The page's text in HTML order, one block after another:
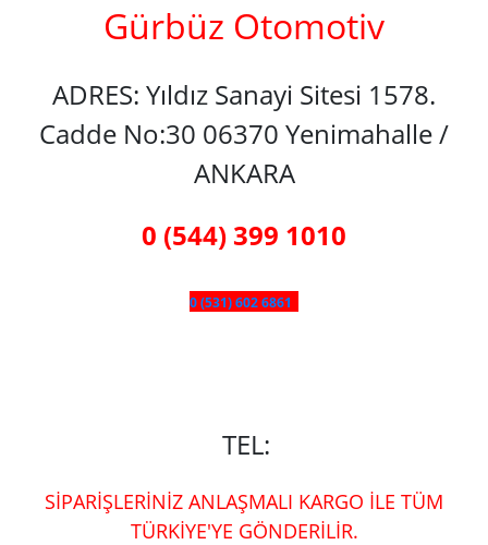
Gürbüz Otomotiv
ADRES: Yıldız Sanayi Sitesi 1578.
Cadde No:30 06370 Yenimahalle /
ANKARA
0 (544) 399 1010
0 (531) 602 6861
TEL:
SİPARİŞLERİNİZ ANLAŞMALI KARGO İLE TÜM
TÜRKİYE'YE GÖNDERİLİR.